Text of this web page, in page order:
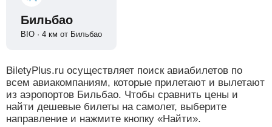
Бильбао
BIO · 4 км от Бильбао
BiletyPlus.ru осуществляет поиск авиабилетов по
всем авиакомпаниям, которые прилетают и вылетают
из аэропортов Бильбао. Чтобы сравнить цены и
найти дешевые билеты на самолет, выберите
направление и нажмите кнопку «Найти».